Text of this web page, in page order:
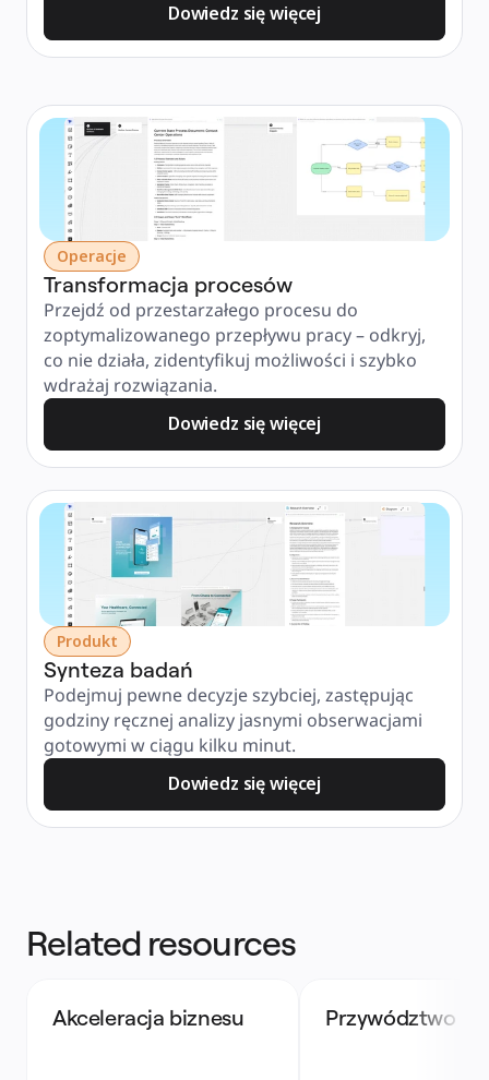
Dowiedz się więcej
Operacje
Transformacja procesów
Przejdź od przestarzałego procesu do
zoptymalizowanego przepływu pracy – odkryj,
co nie działa, zidentyfikuj możliwości i szybko
wdrażaj rozwiązania.
Dowiedz się więcej
Produkt
Synteza badań
Podejmuj pewne decyzje szybciej, zastępując
godziny ręcznej analizy jasnymi obserwacjami
gotowymi w ciągu kilku minut.
Dowiedz się więcej
Related resources
Akceleracja biznesu Przywództwo